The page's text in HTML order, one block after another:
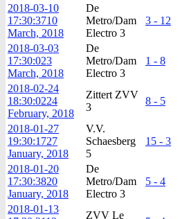
2018-03-10
17:30:3710
March, 2018
De
Metro/Dam
Electro 3
3 - 12
2018-03-03
17:30:023
March, 2018
De
Metro/Dam
Electro 3
1 - 8
2018-02-24
18:30:0224
February, 2018
Zittert ZVV
3
8 - 5
2018-01-27
19:30:1727
January, 2018
V.V.
Schaesberg
5
15 - 3
2018-01-20
17:30:3820
January, 2018
De
Metro/Dam
Electro 3
5 - 4
2018-01-13
ZVV Le